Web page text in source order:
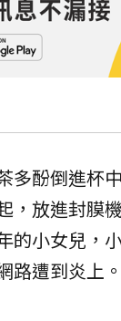
多酚倒進杯
，放進封膜
的小女兒，
路遭到炎上。